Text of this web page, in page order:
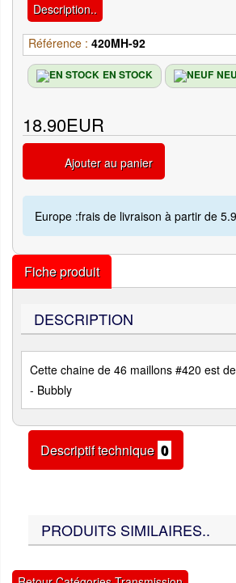
Description..
Référence : 420MH-92
EN STOCK
18.90EUR
Ajouter au panier
Europe :frais de livraison à partir de
Fiche produit
DESCRIPTION
Cette chaine de 46 maillons #420 est
- Bubbly
Descriptif technique 0
PRODUITS SIMILAIRES..